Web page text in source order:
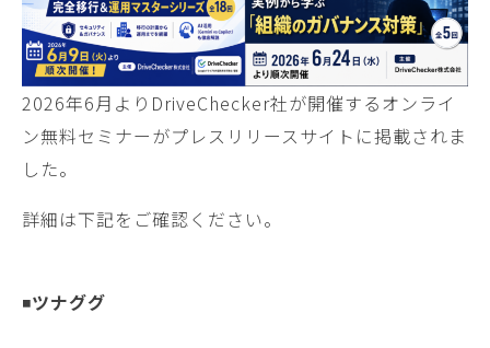
2026年6月よりDriveChecker社が開催するオンライ
ン無料セミナーがプレスリリースサイトに掲載されま
した。
詳細は下記をご確認ください。
◾️ツナググ